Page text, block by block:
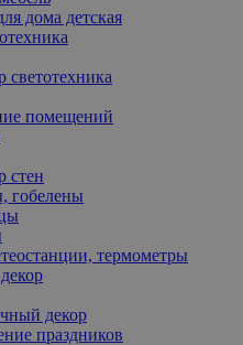
дома детская
светотехника
помещений
стен
гобелены
термометры
декор
праздников